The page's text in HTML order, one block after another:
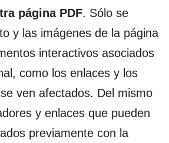
página PDF. Sólo se
y las imágenes de la página
interactivos asociados
como los enlaces y los
ven afectados. Del mismo
y enlaces que pueden
previamente con la